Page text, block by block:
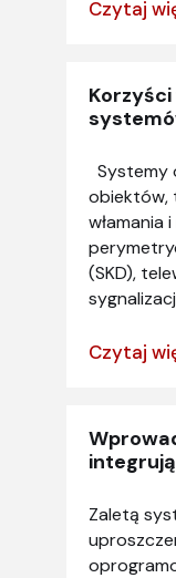
Czytaj
Systemy
obiektów,
włamania
(SKD),
Czytaj
Zaletą